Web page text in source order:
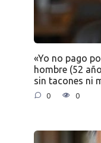
«Yo no pago
hombre (52
sin tacones ni
0 0